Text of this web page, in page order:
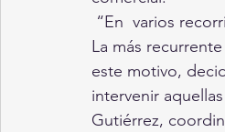
“En  varios
La más
este motivo,
intervenir
Gutiérrez,